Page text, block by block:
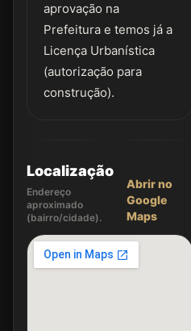
aprovação na
Prefeitura e temos já a
Licença Urbanística
(autorização para
construção).
Localização
Endereço
aproximado
(bairro/cidade).
Abrir no
Google
Maps